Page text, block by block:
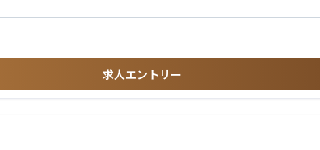
求人エントリー